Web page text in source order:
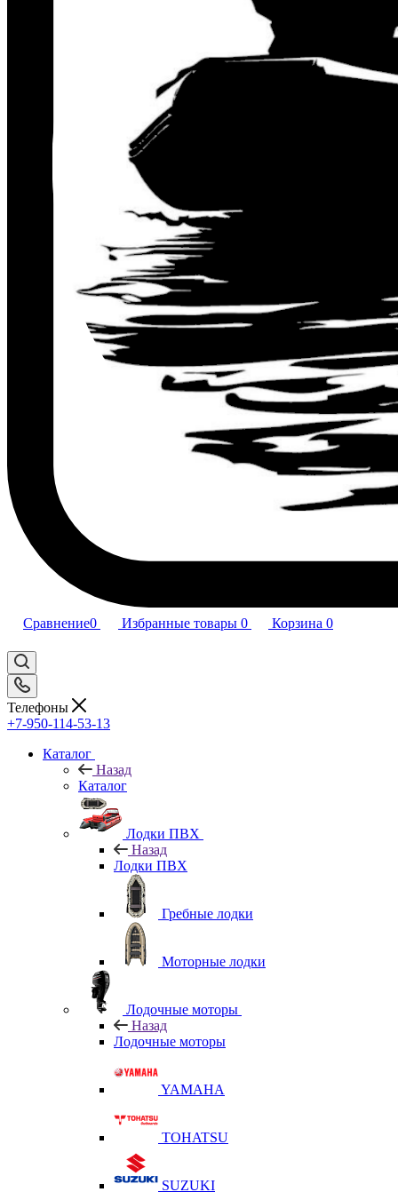
Сравнение0 Избранные товары 0 Корзина 0
Телефоны
+7-950-114-53-13
Каталог
Назад
Каталог
Лодки ПВХ
Назад
Лодки ПВХ
Гребные лодки
Моторные лодки
Лодочные моторы
Назад
Лодочные моторы
YAMAHA
TOHATSU
SUZUKI